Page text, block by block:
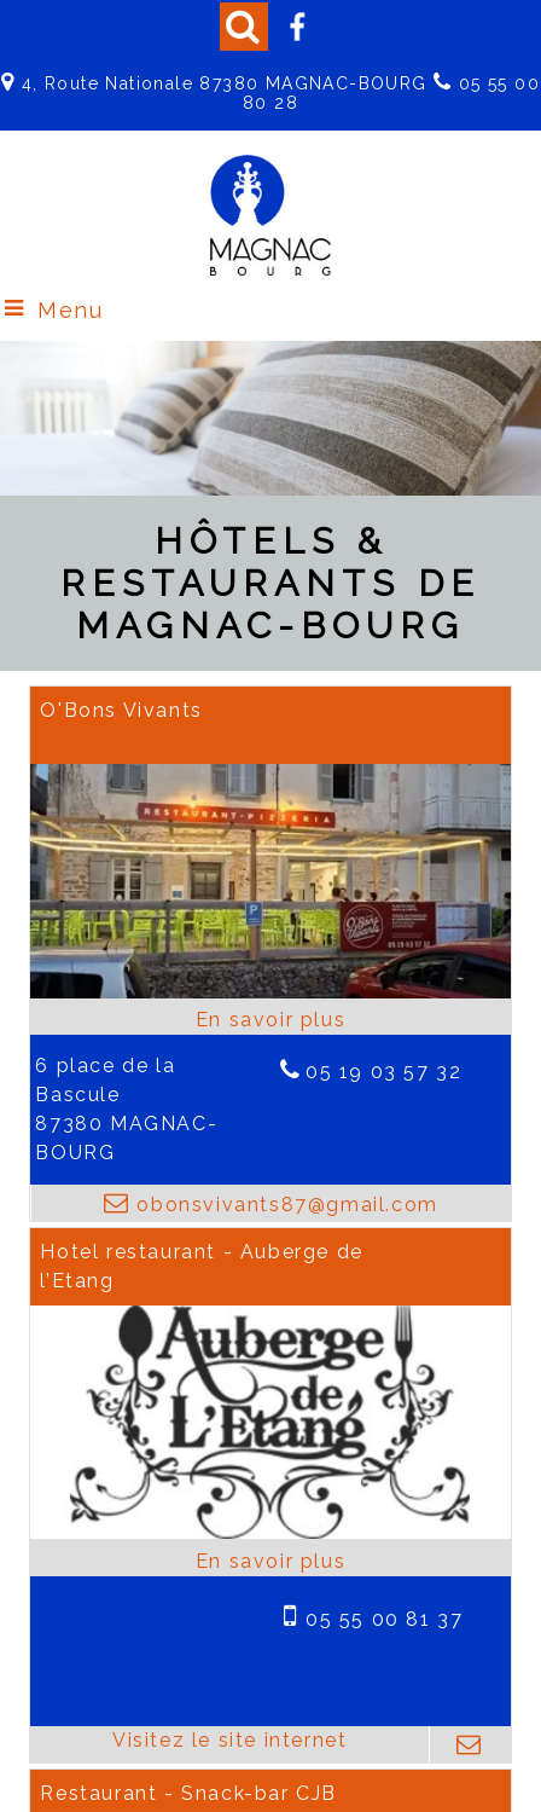
4, Route Nationale 87380 MAGNAC-BOURG
05 55 00
80 28
Menu
HÔTELS &
RESTAURANTS DE
MAGNAC-BOURG
O'Bons Vivants
6 place de la
Bascule
87380 MAGNAC-
BOURG
05 19 03 57 32
obonsvivants87@gmail.com
Hotel restaurant - Auberge de
l’Etang
05 55 00 81 37
Restaurant - Snack-bar CJB